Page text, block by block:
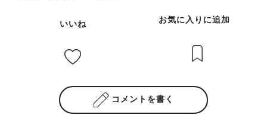
いいね お気に入りに追加
コメントを書く